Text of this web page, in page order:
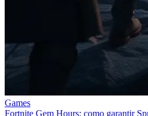
Games
Fortnite Gem Hours: como garantir